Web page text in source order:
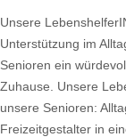
Unsere
Unterstützung im
Senioren ein
Zuhause. Unsere
unsere Senioren:
Freizeitgestalter in